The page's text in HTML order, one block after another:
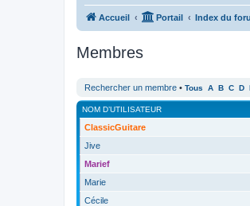
Accueil Portail Index du
Membres
Rechercher un membre • Tous A B C D
NOM D’UTILISATEUR
ClassicGuitare
Jive
Marief
Marie
Cécile